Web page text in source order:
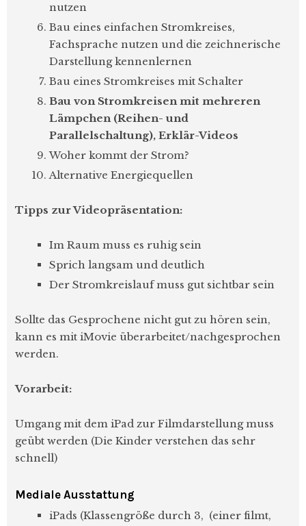
nutzen
Bau eines einfachen Stromkreises,
Fachsprache nutzen und die zeichnerische
Darstellung kennenlernen
Bau eines Stromkreises mit Schalter
Bau von Stromkreisen mit mehreren
Lämpchen (Reihen- und
Parallelschaltung), Erklär-Videos
Woher kommt der Strom?
Alternative Energiequellen
Tipps zur Videopräsentation:
Im Raum muss es ruhig sein
Sprich langsam und deutlich
Der Stromkreislauf muss gut sichtbar sein
Sollte das Gesprochene nicht gut zu hören sein,
kann es mit iMovie überarbeitet/nachgesprochen
werden.
Vorarbeit:
Umgang mit dem iPad zur Filmdarstellung muss
geübt werden (Die Kinder verstehen das sehr
schnell)
Mediale Ausstattung
iPads (Klassengröße durch 3, (einer filmt,